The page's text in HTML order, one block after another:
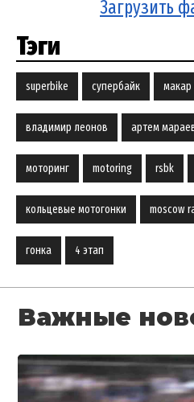
Загрузить
Тэги
superbike супербайк
владимир леонов артем
моторинг motoring rsbk
кольцевые мотогонки moscow
гонка 4 этап
Важные